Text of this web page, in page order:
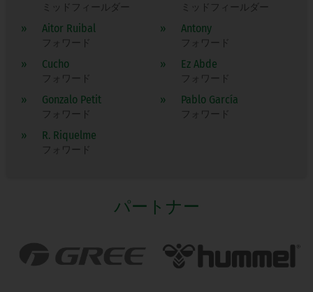
ミッドフィールダー ミッドフィールダー
» Aitor Ruibal
フォワード
» Antony
フォワード
» Cucho
フォワード
» Ez Abde
フォワード
» Gonzalo Petit
フォワード
» Pablo García
フォワード
» R. Riquelme
フォワード
パートナー